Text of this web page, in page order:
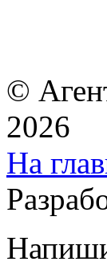
©
2026
На